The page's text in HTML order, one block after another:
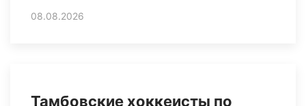
08.08.2026
Тамбовские хоккеисты по